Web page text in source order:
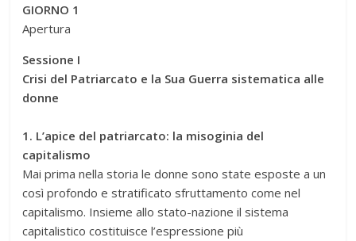
GIORNO 1
Apertura
Sessione I
Crisi del Patriarcato e la Sua Guerra sistematica alle
donne
1. L’apice del patriarcato: la misoginia del
capitalismo
Mai prima nella storia le donne sono state esposte a un
così profondo e stratificato sfruttamento come nel
capitalismo. Insieme allo stato-nazione il sistema
capitalistico costituisce l’espressione più